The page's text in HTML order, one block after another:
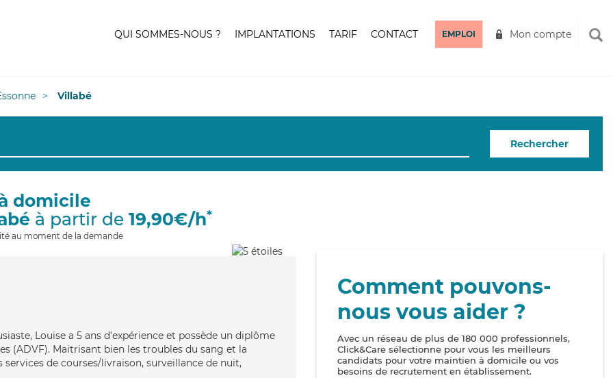
QUI SOMMES-NOUS ? IMPLANTATIONS TARIF CONTACT EMPLOI Mon compte
Villabé
Rechercher
domicile
à partir de 19,90€/h*
au moment de la demande
Louise a 5 ans d'expérience et possède un diplôme
(ADVF). Maitrisant bien les troubles du sang et la
services de courses/livraison, surveillance de nuit,
Comment pouvons-
nous vous aider ?
Avec un réseau de plus de 180 000 professionnels,
Click&Care sélectionne pour vous les meilleurs
candidats pour votre maintien à domicile ou vos
besoins de recrutement en établissement.